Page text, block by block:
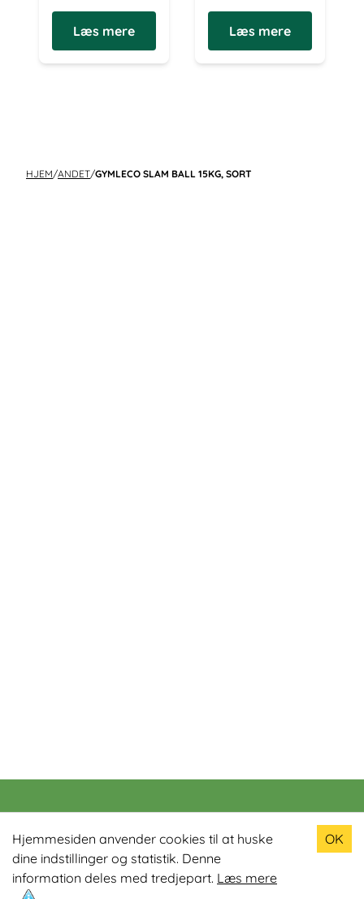
Hjemmesiden anvender cookies til at huske
dine indstillinger og statistik. Denne
information deles med tredjepart. Læs mere
OK
Læs mere Læs mere
HJEM/ANDET/GYMLECO SLAM BALL 15KG, SORT
Populære produkter
Odin R900 Romaskine